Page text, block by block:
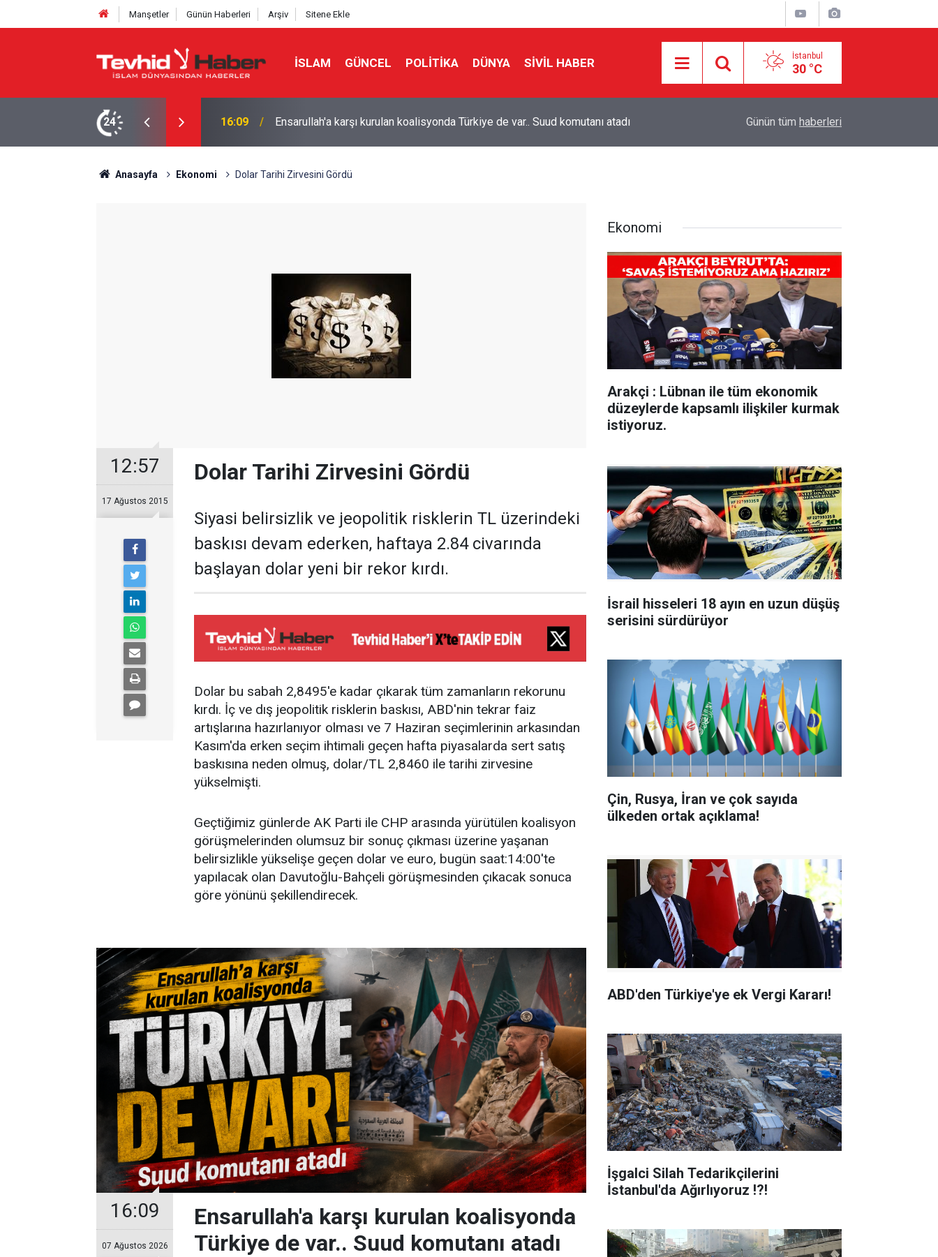
Manşetler Günün Haberleri Arşiv Sitene Ekle
İSLAM GÜNCEL POLITIKA DÜNYA SIVIL HABER İstanbul
30 °C
24
Türkiye de var.. Suud komutanı atadı 15:28
yükseldi
Siyonist İsrail Suriye'de işgali genişletiyor: 48
Günün tüm haberleri
Anasayfa Ekonomi Dolar Tarihi Zirvesini Gördü
12:57
17 Ağustos 2015
Dolar Tarihi Zirvesini Gördü
Siyasi belirsizlik ve jeopolitik risklerin TL üzerindeki
baskısı devam ederken, haftaya 2.84 civarında
başlayan dolar yeni bir rekor kırdı.
Dolar bu sabah 2,8495'e kadar çıkarak tüm zamanların rekorunu
kırdı. İç ve dış jeopolitik risklerin baskısı, ABD'nin tekrar faiz
artışlarına hazırlanıyor olması ve 7 Haziran seçimlerinin arkasından
Kasım'da erken seçim ihtimali geçen hafta piyasalarda sert satış
baskısına neden olmuş, dolar/TL 2,8460 ile tarihi zirvesine
yükselmişti.
Geçtiğimiz günlerde AK Parti ile CHP arasında yürütülen koalisyon
görüşmelerinden olumsuz bir sonuç çıkması üzerine yaşanan
belirsizlikle yükselişe geçen dolar ve euro, bugün saat:14:00'te
yapılacak olan Davutoğlu-Bahçeli görüşmesinden çıkacak sonuca
göre yönünü şekillendirecek.
16:09
07 Ağustos 2026
Ensarullah'a karşı kurulan koalisyonda
Türkiye de var.. Suud komutanı atadı
Ekonomi
Arakçi : Lübnan ile tüm ekonomik
düzeylerde kapsamlı ilişkiler kurmak
istiyoruz.
İsrail hisseleri 18 ayın en uzun düşüş
serisini sürdürüyor
Çin, Rusya, İran ve çok sayıda
ülkeden ortak açıklama!
ABD'den Türkiye'ye ek Vergi Kararı!
İşgalci Silah Tedarikçilerini
İstanbul'da Ağırlıyoruz !?!